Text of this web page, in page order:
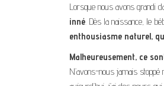
Lorsque nous avons grandi
inné. Dès la naissance, le
enthousiasme naturel,
Malheureusement, ce
N’avons-nous jamais stoppé